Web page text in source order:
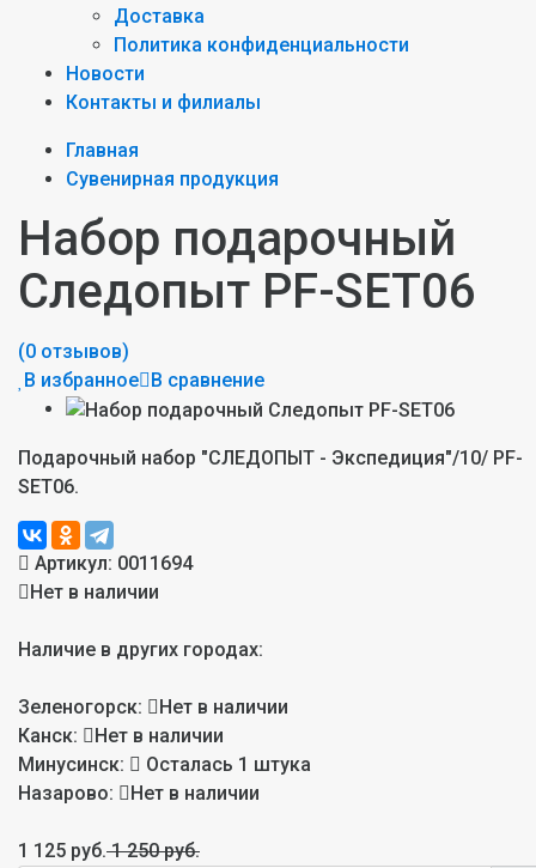
Доставка
Политика конфиденциальности
Новости
Контакты и филиалы
Главная
Сувенирная продукция
Набор подарочный
Следопыт PF-SET06
(0 отзывов)
В избранное В сравнение
Подарочный набор "СЛЕДОПЫТ - Экспедиция"/10/ PF-
SET06.
Артикул: 0011694
Нет в наличии
Наличие в других городах:
Зеленогорск:
Нет в наличии
Канск:
Нет в наличии
Минусинск:
Осталась 1 штука
Назарово:
Нет в наличии
1 125 руб.1 250 руб.